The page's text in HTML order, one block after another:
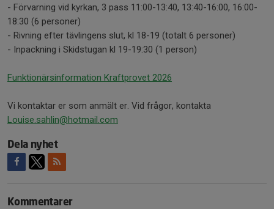
- Förvarning vid kyrkan, 3 pass 11:00-13:40, 13:40-16:00, 16:00-
18:30 (6 personer)
- Rivning efter tävlingens slut, kl 18-19 (totalt 6 personer)
- Inpackning i Skidstugan kl 19-19:30 (1 person)
Funktionärsinformation Kraftprovet 2026
Vi kontaktar er som anmält er. Vid frågor, kontakta
Louise.sahlin@hotmail.com
Dela nyhet
Kommentarer